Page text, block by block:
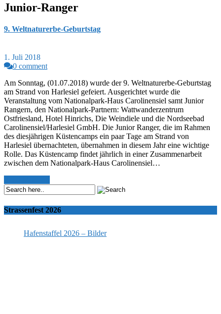
Junior-Ranger
9. Weltnaturerbe-Geburtstag
1. Juli 2018
0 comment
Am Sonntag, (01.07.2018) wurde der 9. Weltnaturerbe-Geburtstag
am Strand von Harlesiel gefeiert. Ausgerichtet wurde die
Veranstaltung vom Nationalpark-Haus Carolinensiel samt Junior
Rangern, den Nationalpark-Partnern: Wattwanderzentrum
Ostfriesland, Hotel Hinrichs, Die Weindiele und die Nordseebad
Carolinensiel/Harlesiel GmbH. Die Junior Ranger, die im Rahmen
des diesjährigen Küstencamps ein paar Tage am Strand von
Harlesiel übernachteten, übernahmen in diesem Jahr eine wichtige
Rolle. Das Küstencamp findet jährlich in einer Zusammenarbeit
zwischen dem Nationalpark-Haus Carolinensiel…
Strassenfest 2026
Hafenstaffel 2026 – Bilder